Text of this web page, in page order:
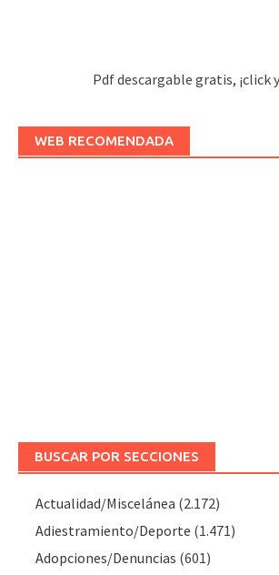
Pdf descargable gratis, ¡click
WEB RECOMENDADA
BUSCAR POR SECCIONES
Actualidad/Miscelánea (2.172)
Adiestramiento/Deporte (1.471)
Adopciones/Denuncias (601)